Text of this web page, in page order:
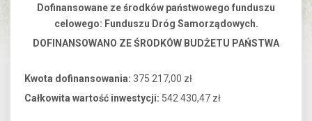
Dofinansowane ze środków państwowego funduszu
celowego: Funduszu Dróg Samorządowych.
DOFINANSOWANO ZE ŚRODKÓW BUDŻETU PAŃSTWA
Kwota dofinansowania: 375 217,00 zł
Całkowita wartość inwestycji: 542 430,47 zł